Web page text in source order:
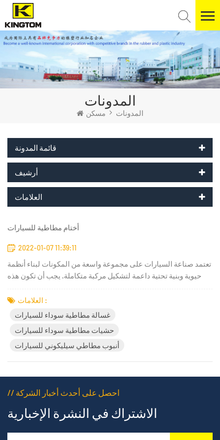
المدونات
مسكن المدونات
قائمة المدونة
أرشيف
العلامات
أختام مطاطية للسيارات
2022-01-07 11:39:11
تعتمد صناعة السيارات على مجموعة واسعة من المكونات لبناء أنظمة
حيوية وبنية تحتية داعمة لتشكيل مركبة متكاملة. يجب أن تكون هذه
الناتجة عن أسطح القيادة والمحركات وعوامل أخرى بكفاءة عالية.
العلامات :
غسالة مطاطية سوداء للسيارات
حشيات مطاطية سوداء للسيارات
أنبوب مطاطي سيليكوني للسيارات
// احصل على أحدث أخبار الشركة
الاشتراك في النشرة الإخبارية